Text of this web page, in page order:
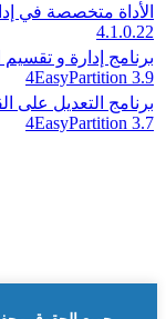
4.1.0.22
4EasyPartition 3.9
4EasyPartition 3.7